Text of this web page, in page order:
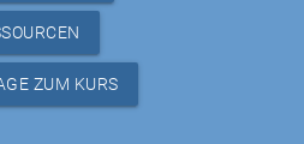
ZUM KURS